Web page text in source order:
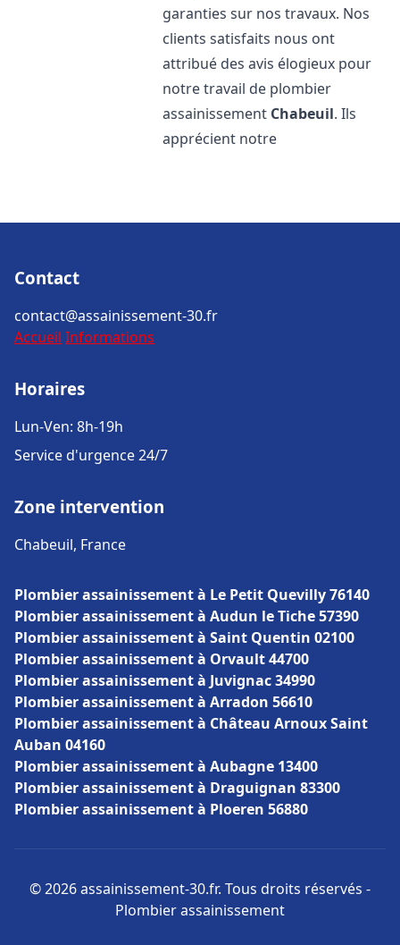
garanties sur nos travaux. Nos
clients satisfaits nous ont
attribué des avis élogieux pour
notre travail de plombier
assainissement Chabeuil. Ils
apprécient notre
Contact
contact@assainissement-30.fr
Accueil Informations
Horaires
Lun-Ven: 8h-19h
Service d'urgence 24/7
Zone intervention
Chabeuil, France
Plombier assainissement à Le Petit Quevilly 76140
Plombier assainissement à Audun le Tiche 57390
Plombier assainissement à Saint Quentin 02100
Plombier assainissement à Orvault 44700
Plombier assainissement à Juvignac 34990
Plombier assainissement à Arradon 56610
Plombier assainissement à Château Arnoux Saint
Auban 04160
Plombier assainissement à Aubagne 13400
Plombier assainissement à Draguignan 83300
Plombier assainissement à Ploeren 56880
© 2026 assainissement-30.fr. Tous droits réservés -
Plombier assainissement